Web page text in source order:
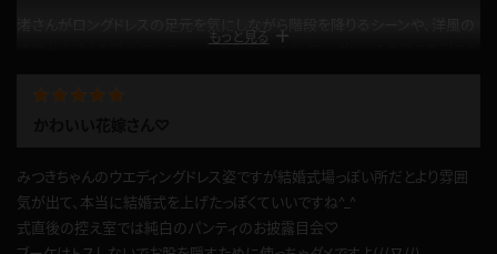
建物から遠くを眺めているシーンも魅力的です。ロングドレスの後ろを引きな
す。光の加減からか、ロングドレスと白ロンググローブが薄っすら青白く映っ
投稿者：大阪市交通局
このレビューは参考になりましたか？
0
もっと見る
みつきちゃんのウエディングドレス姿ですが結婚式場っぽい所だとより雰囲
気が出て、本当に結婚式を上げたっぽくていいですね^_^
式直後の控え室では純白のパンティのお披露目会♡